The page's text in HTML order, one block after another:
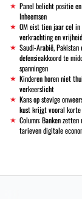
Panel belicht positie
Inheemsen
OM eist tien jaar cel in
verkrachting en
Saudi-Arabië, Pakistan
defensieakkoord te
spanningen
Kinderen horen niet
verkeerslicht
Kans op stevige
kust krijgt vooral korte
Column: Banken
tarieven digitale